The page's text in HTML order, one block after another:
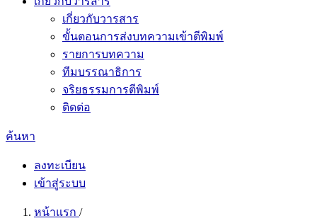
เกี่ยวกับวารสาร
ขั้นตอนการส่งบทความเข้าตีพิมพ์
รายการบทความ
ทีมบรรณาธิการ
จริยธรรมการตีพิมพ์
ติดต่อ
ค้นหา
ลงทะเบียน
เข้าสู่ระบบ
หน้าแรก /